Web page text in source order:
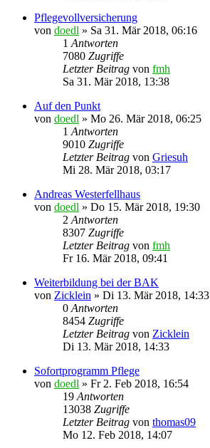
Pflegevollversicherung
von doedl » Sa 31. Mär 2018, 06:16
1 Antworten
7080 Zugriffe
Letzter Beitrag von fmh
Sa 31. Mär 2018, 13:38
Auf den Punkt
von doedl » Mo 26. Mär 2018, 06:25
1 Antworten
9010 Zugriffe
Letzter Beitrag von Griesuh
Mi 28. Mär 2018, 03:17
Andreas Westerfellhaus
von doedl » Do 15. Mär 2018, 19:30
2 Antworten
8307 Zugriffe
Letzter Beitrag von fmh
Fr 16. Mär 2018, 09:41
Weiterbildung bei der BAK
von Zicklein » Di 13. Mär 2018, 14:33
0 Antworten
8454 Zugriffe
Letzter Beitrag von Zicklein
Di 13. Mär 2018, 14:33
Sofortprogramm Pflege
von doedl » Fr 2. Feb 2018, 16:54
19 Antworten
13038 Zugriffe
Letzter Beitrag von thomas09
Mo 12. Feb 2018, 14:07